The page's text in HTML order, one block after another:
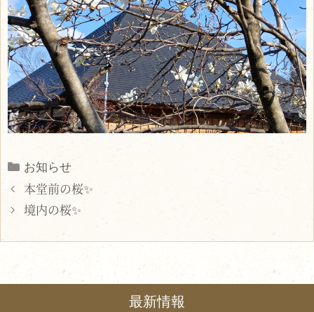
Categories
お知らせ
本堂前の桜✨
境内の桜✨
最新情報